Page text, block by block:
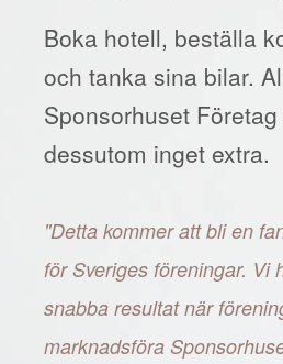
Boka hotell, beställa
och tanka sina bilar.
Sponsorhuset
dessutom inget extra.
"Detta kommer att bli en
för Sveriges föreningar. Vi
snabba resultat när
marknadsföra